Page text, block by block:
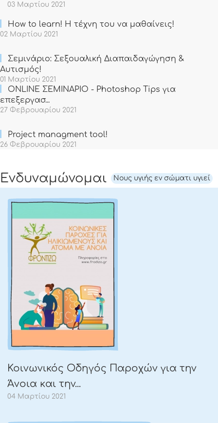
03 Μαρτίου 2021
How to learn! Η τέχνη του να μαθαίνεις!
02 Μαρτίου 2021
Σεμινάριο: Σεξουαλική Διαπαιδαγώγηση &
Αυτισμός!
01 Μαρτίου 2021
ONLINE ΣΕΜΙΝΑΡΙΟ - Photoshop Tips για
επεξεργασ...
27 Φεβρουαρίου 2021
Project managment tool!
26 Φεβρουαρίου 2021
Ενδυναμώνομαι Νους υγιής εν σώματι υγιεί
Κοινωνικός Οδηγός Παροχών για την
Άνοια και την...
04 Μαρτίου 2021